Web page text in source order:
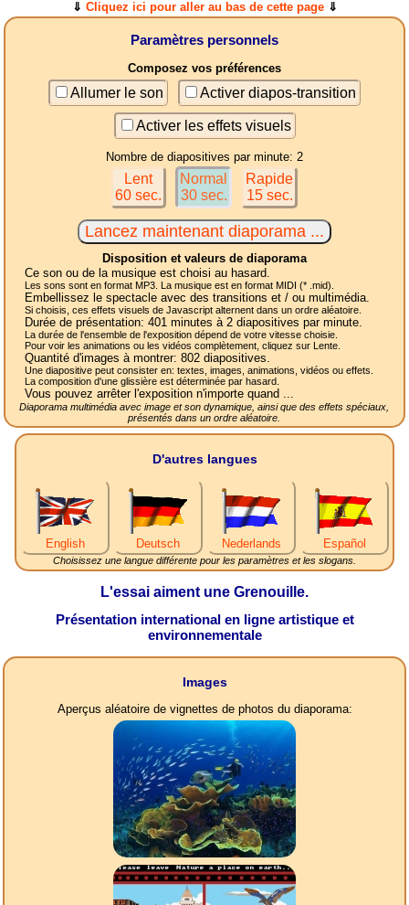
⇓ Cliquez ici pour aller au bas de cette page⇓
Paramètres personnels
Composez vos préférences
Allumer le son Activer diapos-transition
Activer les effets visuels
Nombre de diapositives par minute: 2
Lent
60 sec.
Normal
30 sec.
Rapide
15 sec.
Disposition et valeurs de diaporama
Ce son ou de la musique est choisi au hasard.
Les sons sont en format MP3. La musique est en format MIDI (* .mid).
Embellissez le spectacle avec des transitions et / ou multimédia.
Si choisis, ces effets visuels de Javascript alternent dans un ordre aléatoire.
Durée de présentation: 401 minutes à 2 diapositives par minute.
La durée de l'ensemble de l'exposition dépend de votre vitesse choisie.
Pour voir les animations ou les vidéos complètement, cliquez sur Lente.
Quantité d'images à montrer: 802diapositives.
Une diapositive peut consister en: textes, images, animations, vidéos ou effets.
La composition d'une glissière est déterminée par hasard.
Vous pouvez arrêter l'exposition n'importe quand ...
Diaporama multimédia avec image et son dynamique, ainsi que des effets spéciaux,
présentés dans un ordre aléatoire.
D'autres langues
English Deutsch Nederlands Español
Choisissez une langue différente pour les paramètres et les slogans.
L'essai aiment une Grenouille.
Présentation international en ligne artistique et
environnementale
Images
Aperçus aléatoire de vignettes de photos du diaporama: